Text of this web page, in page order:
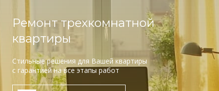
Ремонт трехкомнатной
квартиры
Стильные решения для Вашей квартиры
с гарантией на все этапы работ